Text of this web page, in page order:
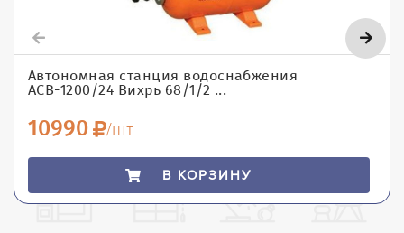
Автономная станция водоснабжения
АСВ-1200/24 Вихрь 68/1/2 ...
10990 /шт
В КОРЗИНУ